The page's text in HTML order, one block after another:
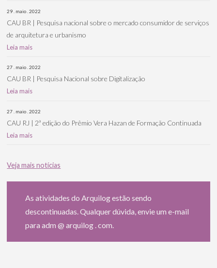
29 . maio . 2022
CAU BR | Pesquisa nacional sobre o mercado consumidor de serviços
de arquitetura e urbanismo
Leia mais
27 . maio . 2022
CAU BR | Pesquisa Nacional sobre Digitalização
Leia mais
27 . maio . 2022
CAU RJ | 2ª edição do Prêmio Vera Hazan de Formação Continuada
Leia mais
Veja mais notícias
As atividades do Arquilog estão sendo
descontinuadas. Qualquer dúvida, envie um e-mail
para adm @ arquilog . com.